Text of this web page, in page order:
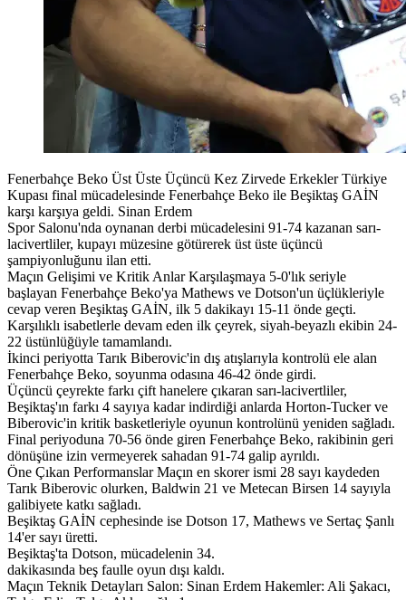
Fenerbahçe Beko Üst Üste Üçüncü Kez Zirvede Erkekler Türkiye
Kupası final mücadelesinde Fenerbahçe Beko ile Beşiktaş GAİN
karşı karşıya geldi. Sinan Erdem
Spor Salonu'nda oynanan derbi mücadelesini 91-74 kazanan sarı-
lacivertliler, kupayı müzesine götürerek üst üste üçüncü
şampiyonluğunu ilan etti.
Maçın Gelişimi ve Kritik Anlar Karşılaşmaya 5-0'lık seriyle
başlayan Fenerbahçe Beko'ya Mathews ve Dotson'un üçlükleriyle
cevap veren Beşiktaş GAİN, ilk 5 dakikayı 15-11 önde geçti.
Karşılıklı isabetlerle devam eden ilk çeyrek, siyah-beyazlı ekibin 24-
22 üstünlüğüyle tamamlandı.
İkinci periyotta Tarık Biberovic'in dış atışlarıyla kontrolü ele alan
Fenerbahçe Beko, soyunma odasına 46-42 önde girdi.
Üçüncü çeyrekte farkı çift hanelere çıkaran sarı-lacivertliler,
Beşiktaş'ın farkı 4 sayıya kadar indirdiği anlarda Horton-Tucker ve
Biberovic'in kritik basketleriyle oyunun kontrolünü yeniden sağladı.
Final periyoduna 70-56 önde giren Fenerbahçe Beko, rakibinin geri
dönüşüne izin vermeyerek sahadan 91-74 galip ayrıldı.
Öne Çıkan Performanslar Maçın en skorer ismi 28 sayı kaydeden
Tarık Biberovic olurken, Baldwin 21 ve Metecan Birsen 14 sayıyla
galibiyete katkı sağladı.
Beşiktaş GAİN cephesinde ise Dotson 17, Mathews ve Sertaç Şanlı
14'er sayı üretti.
Beşiktaş'ta Dotson, mücadelenin 34.
dakikasında beş faulle oyun dışı kaldı.
Maçın Teknik Detayları Salon: Sinan Erdem Hakemler: Ali Şakacı,